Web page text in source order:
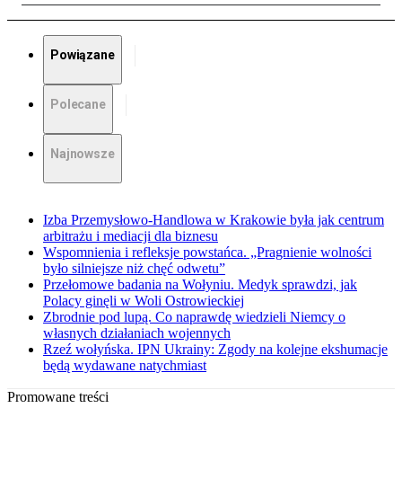
Powiązane
Polecane
Najnowsze
Izba Przemysłowo-Handlowa w Krakowie była jak centrum
arbitrażu i mediacji dla biznesu
Wspomnienia i refleksje powstańca. „Pragnienie wolności
było silniejsze niż chęć odwetu”
Przełomowe badania na Wołyniu. Medyk sprawdzi, jak
Polacy ginęli w Woli Ostrowieckiej
Zbrodnie pod lupą. Co naprawdę wiedzieli Niemcy o
własnych działaniach wojennych
Rzeź wołyńska. IPN Ukrainy: Zgody na kolejne ekshumacje
będą wydawane natychmiast
Promowane treści